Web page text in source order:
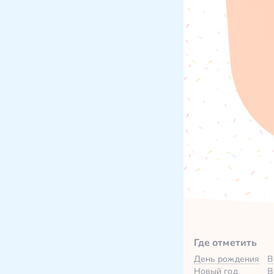
Где отметить
День рождения
Новый год